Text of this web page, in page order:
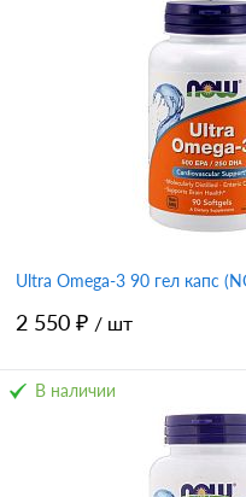
Ultra Omega-3 90 гел капс
2 550 ₽ / шт
В
Купить в 1 клик
В наличии